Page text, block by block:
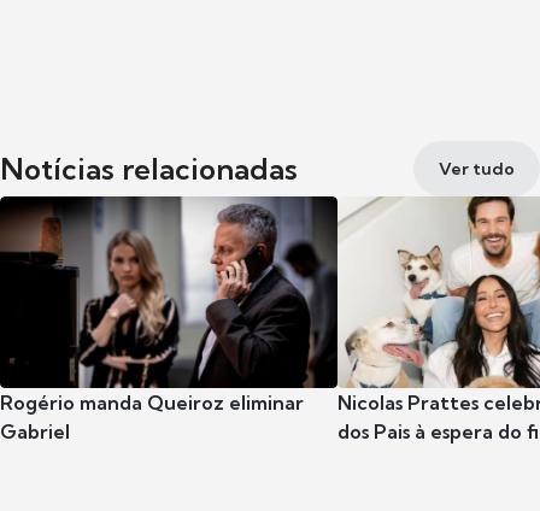
Notícias relacionadas Ver tudo
Rogério manda Queiroz eliminar
Gabriel
Nicolas Prattes
dos Pais à espera do